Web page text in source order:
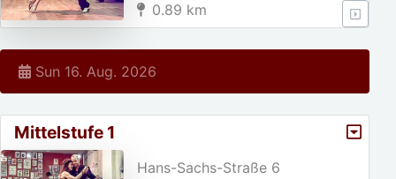
0.89 km
Sun 16. Aug. 2026
Mittelstufe 1
Hans-Sachs-Straße 6